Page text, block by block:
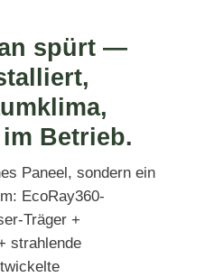
spürt —
Betrieb.
Paneel, sondern ein
EcoRay360-
Träger +
strahlende